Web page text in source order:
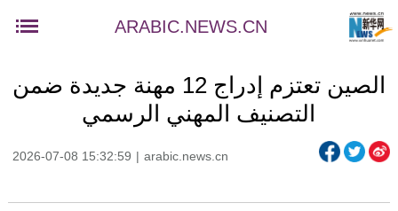
ARABIC.NEWS.CN
الصين تعتزم إدراج 12 مهنة جديدة ضمن
التصنيف المهني الرسمي
2026-07-08 15:32:59 | arabic.news.cn